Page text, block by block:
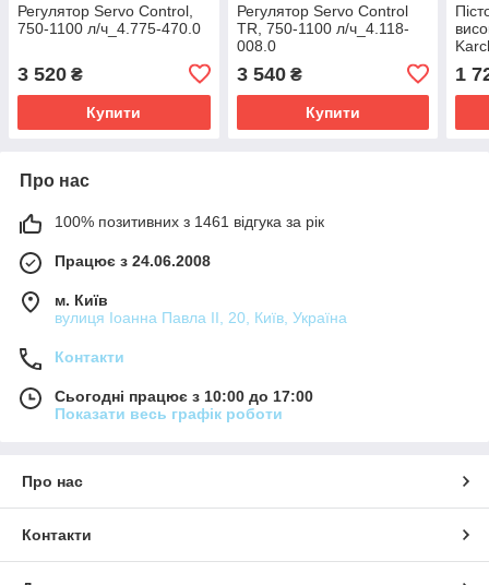
Регулятор Servo Control,
750-1100 л/ч_4.775-470.0
3 520 ₴
Купити
Регулятор Servo Control
TR, 750-1100 л/ч_4.118-
008.0
3 540₴
Купити
1
Про нас
100% позитивних з 1461 відгука за рік
Працює з 24.06.2008
м. Київ
вулиця Іоанна Павла ІІ, 20, Київ, Україна
Контакти
Сьогодні працює з 10:00 до 17:00
Показати весь графік роботи
Про нас
Контакти